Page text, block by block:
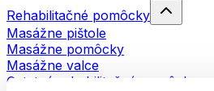
Rehabilitačné pomôcky
Masážne pištole
Masážne pomôcky
Masážne valce
Ostatné rehabilitačné pomôcky